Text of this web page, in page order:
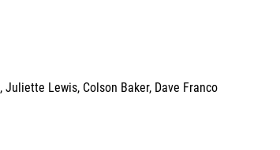
,Juliette Lewis, Colson Baker, Dave Franco